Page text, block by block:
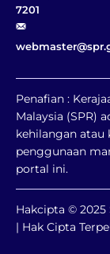
7201
Penafian :
Malaysia (SPR)
kehilangan atau
penggunaan
portal ini.
Hakcipta © 2025
| Hak Cipta